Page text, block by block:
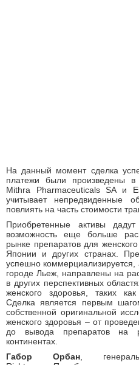
На данный момент сделка
платежи были произведены в
Mithra Pharmaceuticals SA и
учитывает непредвиденные
повлиять на часть стоимости
Приобретенные активы
возможность еще больше
рынке препаратов для
Японии и других странах.
успешно
городе Льеж, направлены на
в других перспективных
женского здоровья, таких
Сделка является первым
собственной оригинальной
женского здоровья – от
до вывода препаратов
континентах.
Габор Орбан ,